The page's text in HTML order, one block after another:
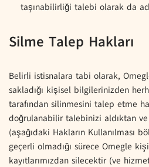
taşınabilirliği talebi olarak da
Silme Talep Hakları
Belirli istisnalara tabi olarak,
sakladığı kişisel bilgilerinizden
tarafından silinmesini talep etme
doğrulanabilir talebinizi aldıktan ve
(aşağıdaki Hakların Kullanılması
geçerli olmadığı sürece Omegle
kayıtlarımızdan silecektir (ve